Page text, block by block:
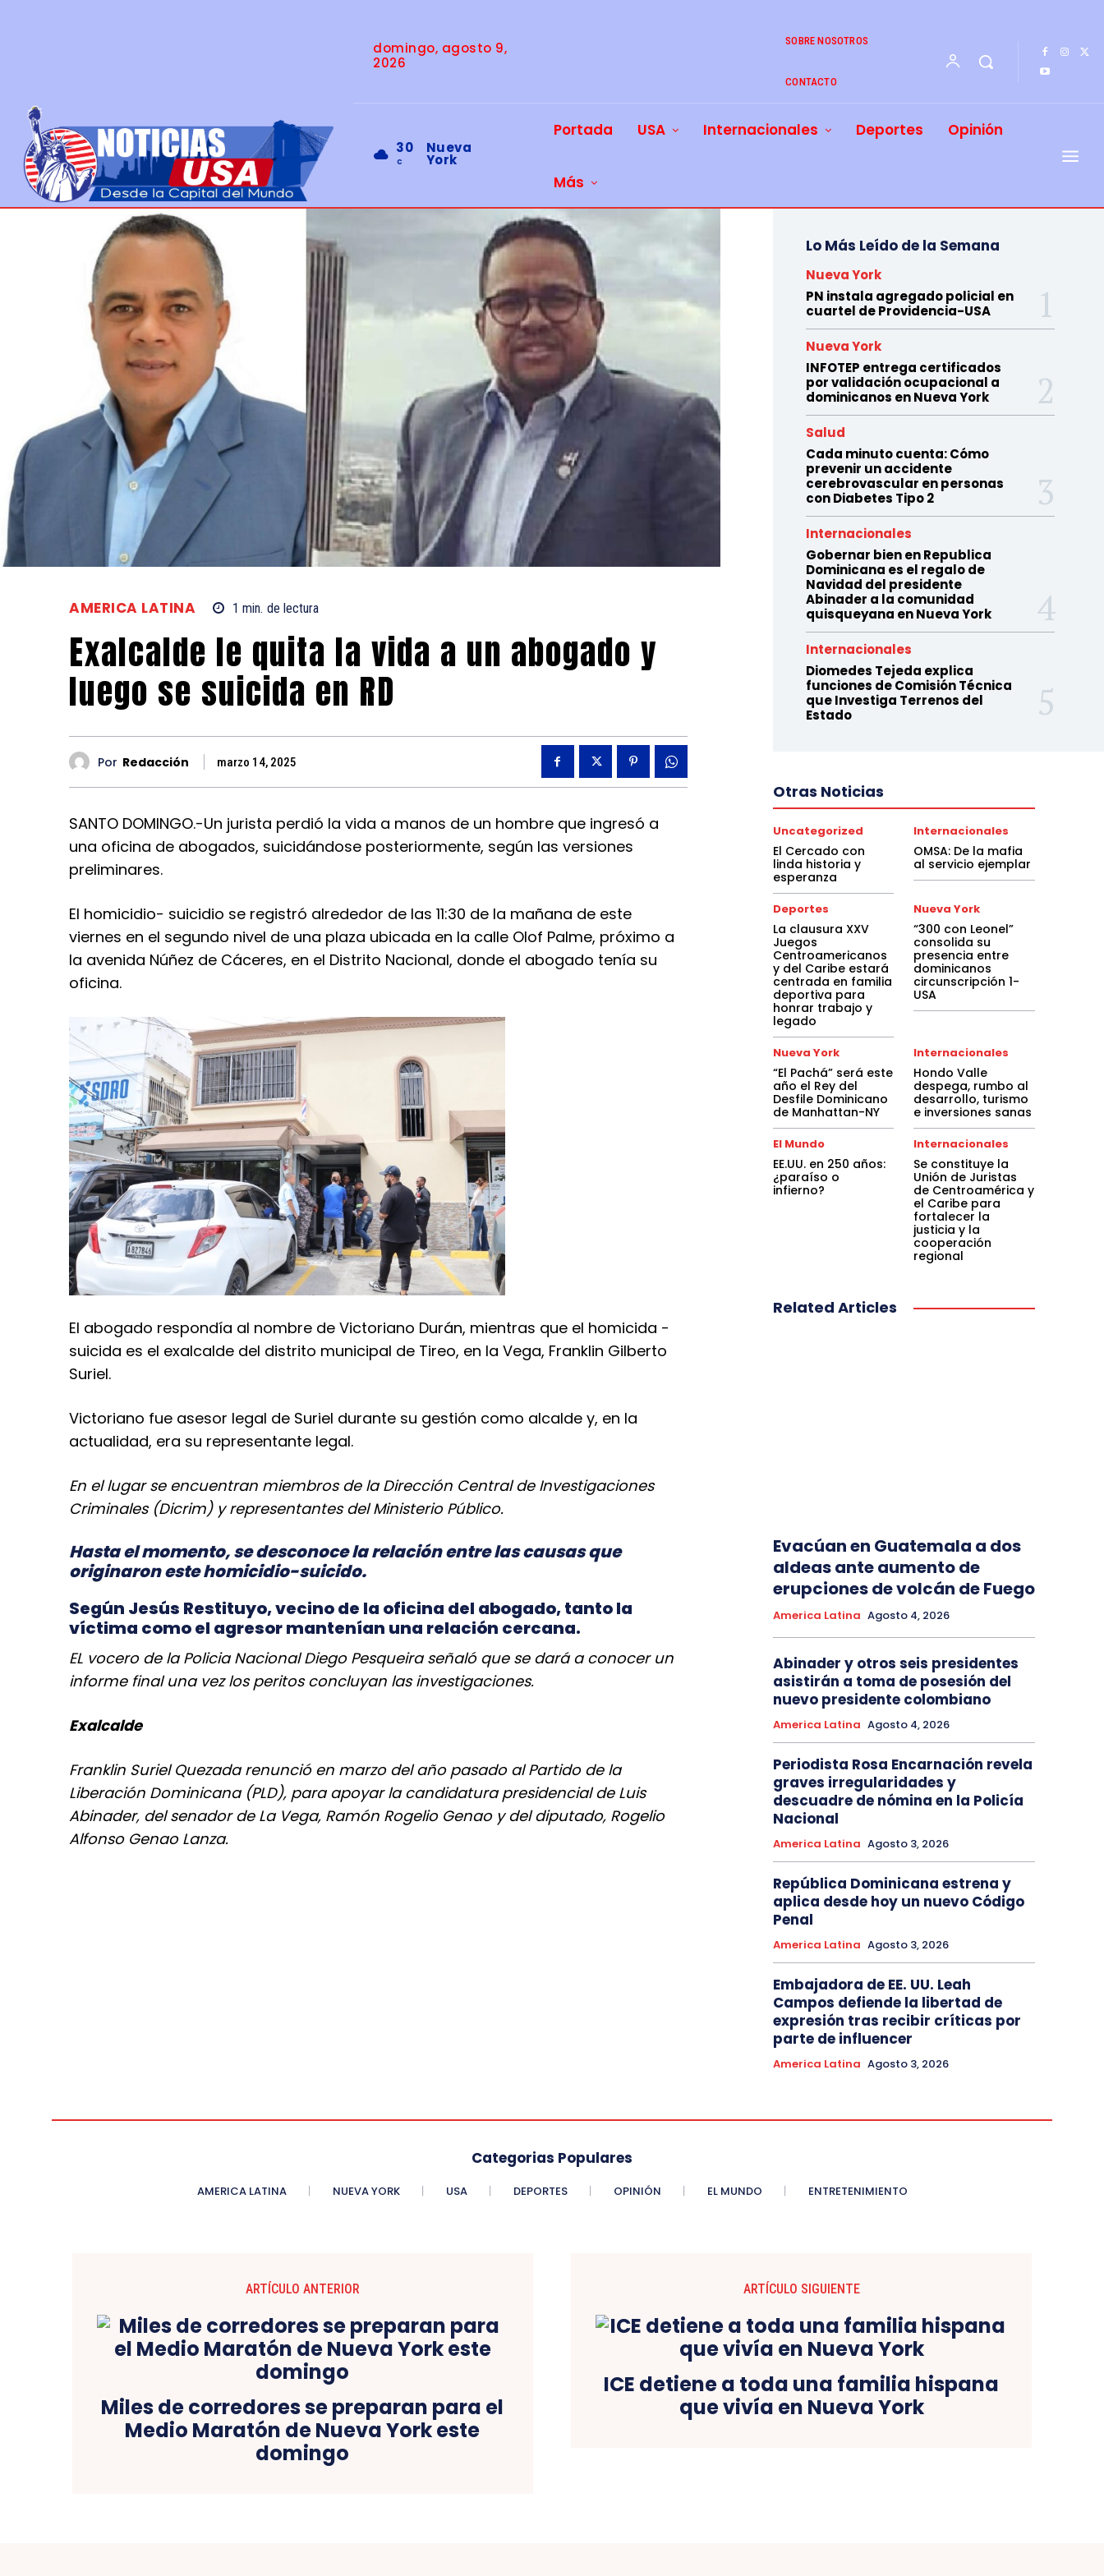
domingo, agosto 9,
2026
SOBRE NOSOTROS
CONTACTO
30
C
Nueva
York
Portada USA Internacionales Deportes Opinión
Más
AMERICA LATINA 1 min. de lectura
Exalcalde le quita la vida a un abogado y
luego se suicida en RD
Por Redacción marzo 14, 2025
SANTO DOMINGO.-Un jurista perdió la vida a manos de un hombre que ingresó a
una oficina de abogados, suicidándose posteriormente, según las versiones
preliminares.
El homicidio- suicidio se registró alrededor de las 11:30 de la mañana de este
viernes en el segundo nivel de una plaza ubicada en la calle Olof Palme, próximo a
la avenida Núñez de Cáceres, en el Distrito Nacional, donde el abogado tenía su
oficina.
El abogado respondía al nombre de Victoriano Durán, mientras que el homicida -
suicida es el exalcalde del distrito municipal de Tireo, en la Vega, Franklin Gilberto
Suriel.
Victoriano fue asesor legal de Suriel durante su gestión como alcalde y, en la
actualidad, era su representante legal.
En el lugar se encuentran miembros de la Dirección Central de Investigaciones
Criminales (Dicrim) y representantes del Ministerio Público.
Hasta el momento, se desconoce la relación entre las causas que
originaron este homicidio-suicido.
Según Jesús Restituyo, vecino de la oficina del abogado, tanto la
víctima como el agresor mantenían una relación cercana.
EL vocero de la Policia Nacional Diego Pesqueira señaló que se dará a conocer un
informe final una vez los peritos concluyan las investigaciones.
Exalcalde
Franklin Suriel Quezada renunció en marzo del año pasado al Partido de la
Liberación Dominicana (PLD), para apoyar la candidatura presidencial de Luis
Abinader, del senador de La Vega, Ramón Rogelio Genao y del diputado, Rogelio
Alfonso Genao Lanza.
Lo Más Leído de la Semana
Nueva York
PN instala agregado policial en
cuartel de Providencia-USA
Nueva York
INFOTEP entrega certificados
por validación ocupacional a
dominicanos en Nueva York
Salud
Cada minuto cuenta: Cómo
prevenir un accidente
cerebrovascular en personas
con Diabetes Tipo 2
Internacionales
Gobernar bien en Republica
Dominicana es el regalo de
Navidad del presidente
Abinader a la comunidad
quisqueyana en Nueva York
Internacionales
Diomedes Tejeda explica
funciones de Comisión Técnica
que Investiga Terrenos del
Estado
Otras Noticias
Uncategorized
El Cercado con
linda historia y
esperanza
Internacionales
OMSA: De la mafia
al servicio ejemplar
Deportes
La clausura XXV
Juegos
Centroamericanos
y del Caribe estará
centrada en familia
deportiva para
honrar trabajo y
legado
Nueva York
“300 con Leonel”
consolida su
presencia entre
dominicanos
circunscripción 1-
USA
Nueva York
“El Pachá” será este
año el Rey del
Desfile Dominicano
de Manhattan-NY
Internacionales
Hondo Valle
despega, rumbo al
desarrollo, turismo
e inversiones sanas
El Mundo
EE.UU. en 250 años:
¿paraíso o
infierno?
Internacionales
Se constituye la
Unión de Juristas
de Centroamérica y
el Caribe para
fortalecer la
justicia y la
cooperación
regional
Related Articles
Evacúan en Guatemala a dos
aldeas ante aumento de
erupciones de volcán de Fuego
America Latina Agosto 4, 2026
Abinader y otros seis presidentes
asistirán a toma de posesión del
nuevo presidente colombiano
America Latina Agosto 4, 2026
Periodista Rosa Encarnación revela
graves irregularidades y
descuadre de nómina en la Policía
Nacional
America Latina Agosto 3, 2026
República Dominicana estrena y
aplica desde hoy un nuevo Código
Penal
America Latina Agosto 3, 2026
Embajadora de EE. UU. Leah
Campos defiende la libertad de
expresión tras recibir críticas por
parte de influencer
America Latina Agosto 3, 2026
Categorias Populares
AMERICA LATINA NUEVA YORK USA DEPORTES OPINIÓN EL MUNDO ENTRETENIMIENTO
ARTÍCULO ANTERIOR
Miles de corredores se preparan para el
Medio Maratón de Nueva York este
domingo
ARTÍCULO SIGUIENTE
ICE detiene a toda una familia hispana
que vivía en Nueva York